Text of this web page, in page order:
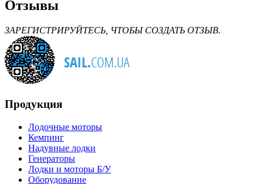
Отзывы
ЗАРЕГИСТРИРУЙТЕСЬ, ЧТОБЫ СОЗДАТЬ ОТЗЫВ.
Продукция
Лодочные моторы
Кемпинг
Надувные лодки
Генераторы
Лодки и моторы Б/У
Оборудование